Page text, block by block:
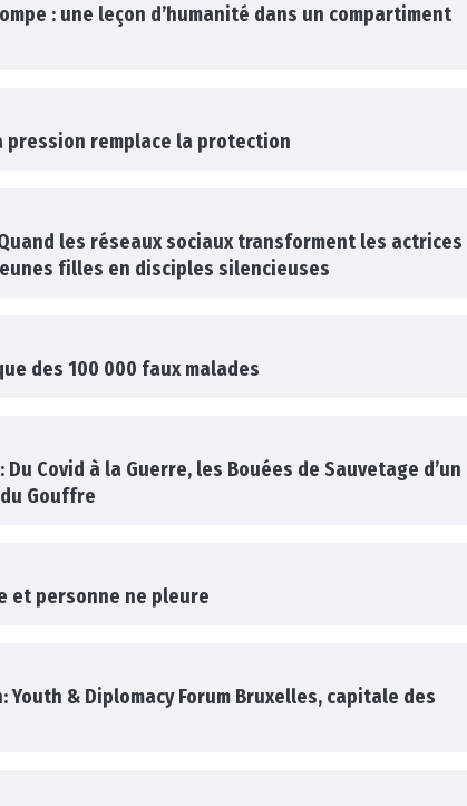
: une leçon d’humanité dans un compartiment
pression remplace la protection
les réseaux sociaux transforment les actrices
filles en disciples silencieuses
des 100 000 faux malades
Du Covid à la Guerre, les Bouées de Sauvetage d’un
Gouffre
et personne ne pleure
Youth & Diplomacy Forum Bruxelles, capitale des